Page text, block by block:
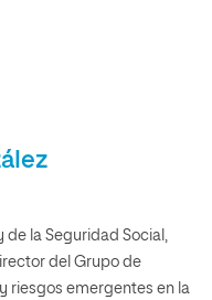
la Seguridad Social,
del Grupo de
riesgos emergentes en la